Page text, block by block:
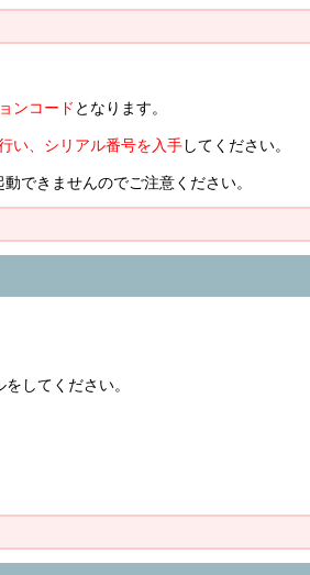
ンコード となります。
い、シリアル番号を入手してください。
できませんのでご注意ください。
してください。